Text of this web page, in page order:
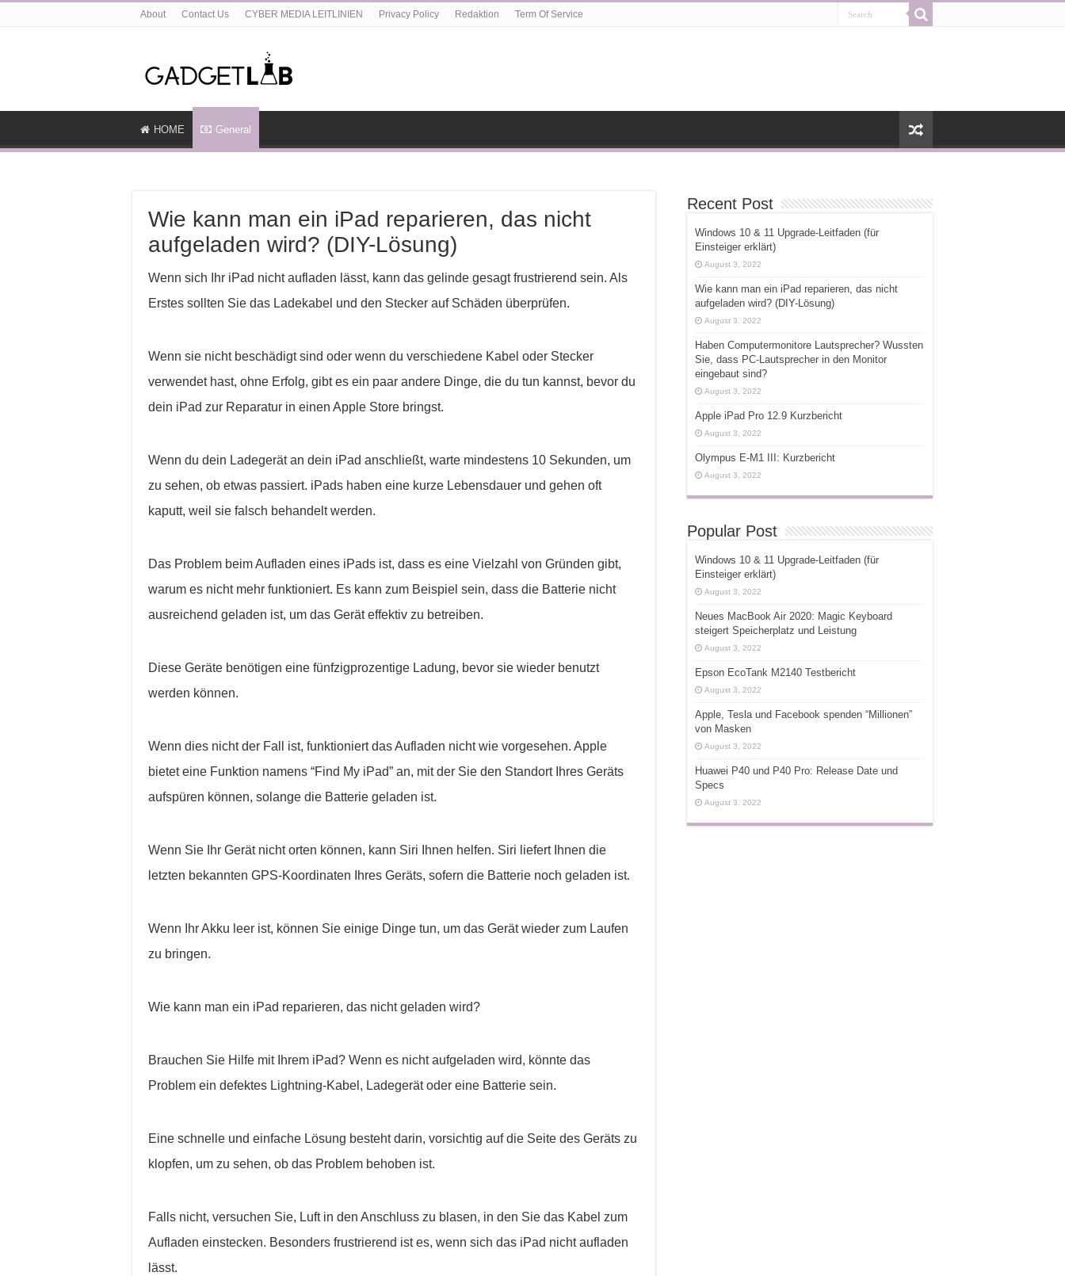
About Contact Us CYBER MEDIA LEITLINIEN Privacy Policy Redaktion Term Of Service
HOME General
Wie kann man ein iPad reparieren, das nicht
aufgeladen wird? (DIY-Lösung)
Wenn sich Ihr iPad nicht aufladen lässt, kann das gelinde gesagt frustrierend sein. Als
Erstes sollten Sie das Ladekabel und den Stecker auf Schäden überprüfen.
Wenn sie nicht beschädigt sind oder wenn du verschiedene Kabel oder Stecker
verwendet hast, ohne Erfolg, gibt es ein paar andere Dinge, die du tun kannst, bevor du
dein iPad zur Reparatur in einen Apple Store bringst.
Wenn du dein Ladegerät an dein iPad anschließt, warte mindestens 10 Sekunden, um
zu sehen, ob etwas passiert. iPads haben eine kurze Lebensdauer und gehen oft
kaputt, weil sie falsch behandelt werden.
Das Problem beim Aufladen eines iPads ist, dass es eine Vielzahl von Gründen gibt,
warum es nicht mehr funktioniert. Es kann zum Beispiel sein, dass die Batterie nicht
ausreichend geladen ist, um das Gerät effektiv zu betreiben.
Diese Geräte benötigen eine fünfzigprozentige Ladung, bevor sie wieder benutzt
werden können.
Wenn dies nicht der Fall ist, funktioniert das Aufladen nicht wie vorgesehen. Apple
bietet eine Funktion namens “Find My iPad” an, mit der Sie den Standort Ihres Geräts
aufspüren können, solange die Batterie geladen ist.
Wenn Sie Ihr Gerät nicht orten können, kann Siri Ihnen helfen. Siri liefert Ihnen die
letzten bekannten GPS-Koordinaten Ihres Geräts, sofern die Batterie noch geladen ist.
Wenn Ihr Akku leer ist, können Sie einige Dinge tun, um das Gerät wieder zum Laufen
zu bringen.
Wie kann man ein iPad reparieren, das nicht geladen wird?
Brauchen Sie Hilfe mit Ihrem iPad? Wenn es nicht aufgeladen wird, könnte das
Problem ein defektes Lightning-Kabel, Ladegerät oder eine Batterie sein.
Eine schnelle und einfache Lösung besteht darin, vorsichtig auf die Seite des Geräts zu
klopfen, um zu sehen, ob das Problem behoben ist.
Falls nicht, versuchen Sie, Luft in den Anschluss zu blasen, in den Sie das Kabel zum
Aufladen einstecken. Besonders frustrierend ist es, wenn sich das iPad nicht aufladen
lässt.
Recent Post
Windows 10 & 11 Upgrade-Leitfaden (für
Einsteiger erklärt)
August 3, 2022
Wie kann man ein iPad reparieren, das nicht
aufgeladen wird? (DIY-Lösung)
August 3, 2022
Haben Computermonitore Lautsprecher? Wussten
Sie, dass PC-Lautsprecher in den Monitor
eingebaut sind?
August 3, 2022
Apple iPad Pro 12.9 Kurzbericht
August 3, 2022
Olympus E-M1 III: Kurzbericht
August 3, 2022
Popular Post
Windows 10 & 11 Upgrade-Leitfaden (für
Einsteiger erklärt)
August 3, 2022
Neues MacBook Air 2020: Magic Keyboard
steigert Speicherplatz und Leistung
August 3, 2022
Epson EcoTank M2140 Testbericht
August 3, 2022
Apple, Tesla und Facebook spenden “Millionen”
von Masken
August 3, 2022
Huawei P40 und P40 Pro: Release Date und
Specs
August 3, 2022